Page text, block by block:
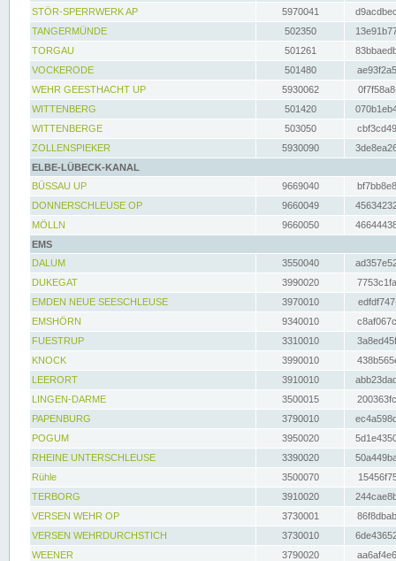
STÖR-SPERRWERK AP 5970041
TANGERMÜNDE
502350
TORGAU
501261
VOCKERODE
501480
WEHR GEESTHACHT UP
5930062
WITTENBERG
501420
WITTENBERGE
503050
ZOLLENSPIEKER
5930090
ELBE-LÜBECK-KANAL
BÜSSAU UP
9669040
DONNERSCHLEUSE OP
9660049
MÖLLN
9660050
EMS
DALUM
3550040
DUKEGAT
3990020
EMDEN NEUE SEESCHLEUSE
3970010
EMSHÖRN
9340010
FUESTRUP
3310010
KNOCK
3990010
LEERORT
3910010
LINGEN-DARME
3500015
PAPENBURG
3790010
POGUM
3950020
RHEINE UNTERSCHLEUSE
3390020
Rühle
3500070
TERBORG
3910020
VERSEN WEHR OP
3730001
VERSEN WEHRDURCHSTICH
3730010
WEENER
3790020